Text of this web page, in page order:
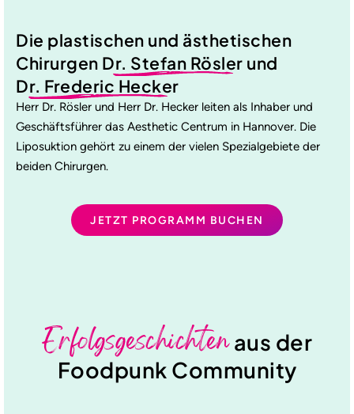
Die plastischen und ästhetischen
Chirurgen Dr. Stefan Rösler und
Dr. Frederic Hecker
Herr Dr. Rösler und Herr Dr. Hecker leiten als Inhaber und
Geschäftsführer das Aesthetic Centrum in Hannover. Die
Liposuktion gehört zu einem der vielen Spezialgebiete der
beiden Chirurgen.
JETZT PROGRAMM BUCHEN
Erfolgsgeschichtenaus der
Foodpunk Community